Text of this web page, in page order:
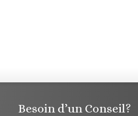
Besoin d’un Conseil?